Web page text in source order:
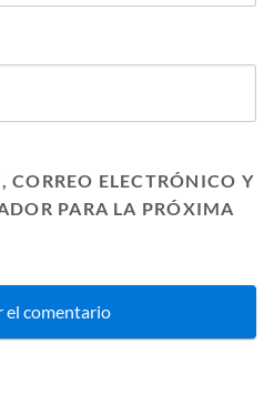
ELECTRÓNICO Y
PARA LA PRÓXIMA